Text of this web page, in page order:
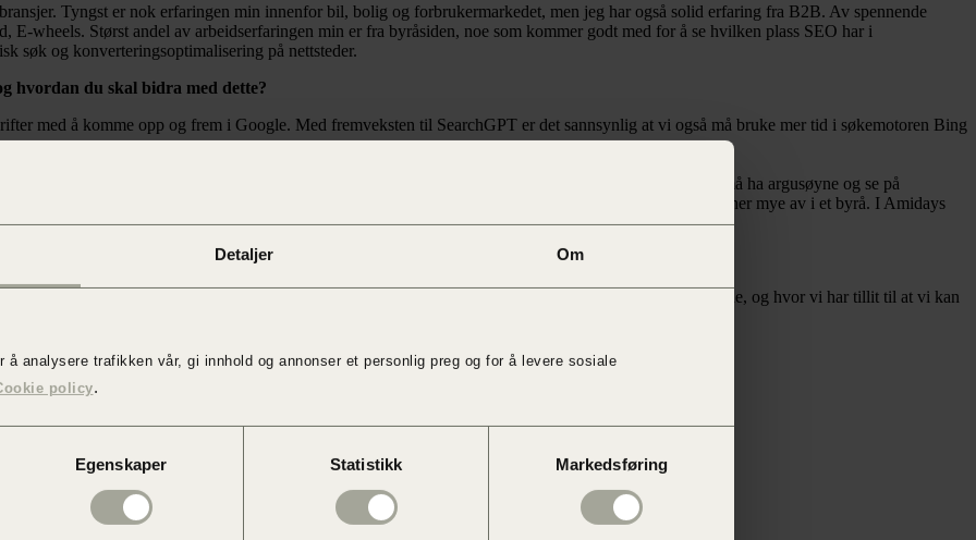
Detaljer Om
å analysere trafikken vår, gi innhold og annonser et personlig preg og for å levere sosiale
policy.
Egenskaper Statistikk Markedsføring
Tyngst er nok erfaringen min innenfor bil, bolig og forbrukermarkedet, men jeg har også solid erfaring fra B2B. Av spennende
wheels. Størst andel av arbeidserfaringen min er fra byråsiden, noe som kommer godt med for å se hvilken plass SEO har i
søk og konverteringsoptimalisering på nettsteder.
hvordan du skal bidra med dette?
med å komme opp og frem i Google. Med fremveksten til SearchGPT er det sannsynlig at vi også må bruke mer tid i søkemotoren Bing
mye mer til fagområdet enn kun å oppdatere tekst, som kanskje fungerte godt noen år tilbake. Man må ha argusøyne og se på
skal nå de tekniske kravene som stadig endres. Her er kunnskap og erfaring ferskvare, noe man finner mye av i et byrå. I Amidays
fra organisk og betalt søk, samt konverteringsoptimalisering, under ett.
av oss?
og ansatt. Altså et byrå med nære relasjoner hvor vi er tett på kunden med de siste nyhetene, og hvor vi har tillit til at vi kan